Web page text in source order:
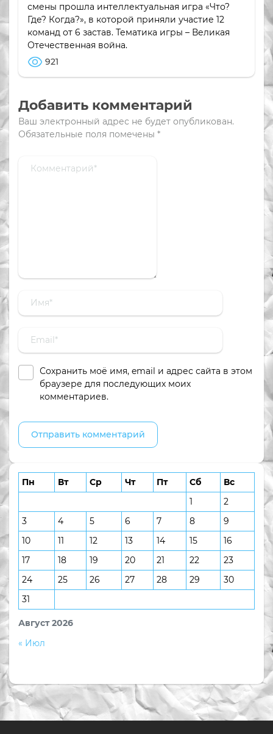
смены прошла интеллектуальная игра «Что?
Где? Когда?», в которой приняли участие 12
команд от 6 застав. Тематика игры – Великая
Отечественная война.
921
Добавить комментарий
Ваш электронный адрес не будет опубликован.
Обязательные поля помечены *
Сохранить моё имя, email и адрес сайта в этом
браузере для последующих моих
комментариев.
Август 2026
Пн Вт Ср Чт Пт Сб
Вс
1
2
3
4 5 6 7 8
9
10
11 12 13 14 15
16
17
18 19 20 21 22
23
24
25 26 27 28 29
30
31
« Июл